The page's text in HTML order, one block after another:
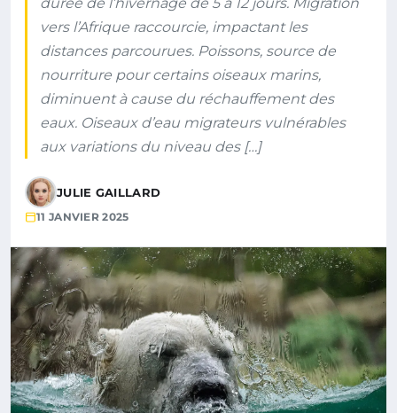
vers l’Afrique raccourcie, impactant les
distances parcourues. Poissons, source de
nourriture pour certains oiseaux marins,
diminuent à cause du réchauffement des
eaux. Oiseaux d’eau migrateurs vulnérables
aux variations du niveau des […]
JULIE GAILLARD
11 JANVIER 2025